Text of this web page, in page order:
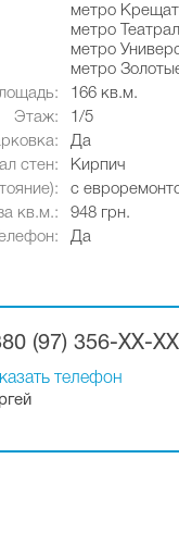
метро
метро
метро
метро
166 кв.м.
Этаж:
1/5
Да
стен:
Кирпич
с
кв.м.:
948 грн.
Да
(97) 356-XX-XX
телефон